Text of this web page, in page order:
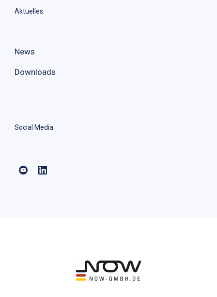
Aktuelles
News
Downloads
Social Media